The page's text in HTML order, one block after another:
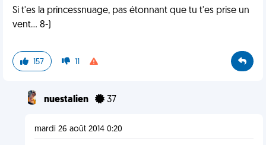
Si t'es la princessnuage, pas étonnant que tu t'es prise un
vent... 8-)
157 11
nuestalien 37
mardi 26 août 2014 0:20